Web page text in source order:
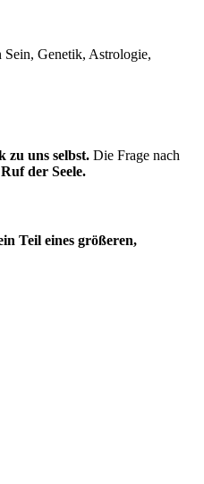
zu uns selbst. Die Frage nach
der Seele.
Teil eines größeren,